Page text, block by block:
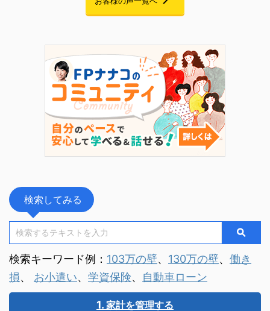
れから約10年。 お子さまの就職が決
準備を始めたい」と家計改革プログラ
ムにご参加くださいました。 6 ...
のすべてが
トでした。
検索してみる
検索キーワード例： 103万の壁、 130万の壁、 働き
損、 お小遣い、 学資保険、 自動車ローン
家計を管理する